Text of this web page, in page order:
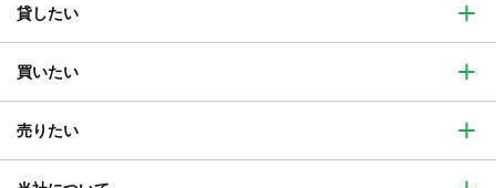
貸したい
買いたい
売りたい